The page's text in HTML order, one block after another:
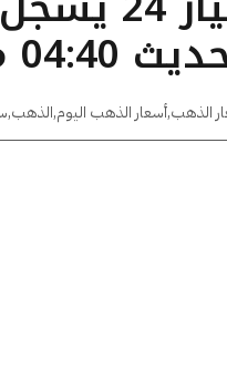
04:40 مساءًا
الذهب,أسعار الذهب اليوم,الذهب,